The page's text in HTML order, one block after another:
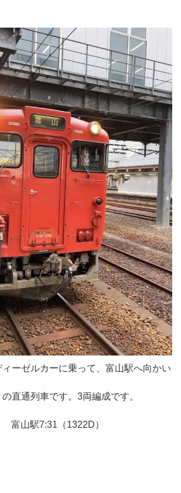
ーゼルカーに乗って、富山駅へ向かい
直通列車です。3両編成です。
山駅7:31（1322D）